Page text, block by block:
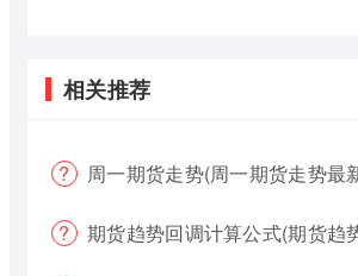
相关推荐
周一期货走势(周一期货走势最
期货趋势回调计算公式(期货趋势回调